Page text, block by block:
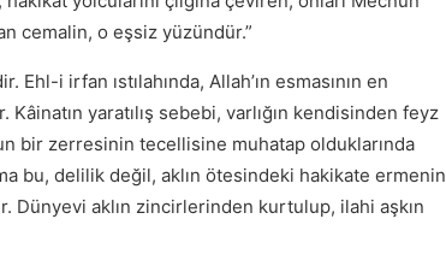
cemalin, o eşsiz yüzündür.”
Ehl-i irfan ıstılahında, Allah’ın esmasının en
Kâinatın yaratılış sebebi, varlığın kendisinden feyz
bir zerresinin tecellisine muhatap olduklarında
bu, delilik değil, aklın ötesindeki hakikate ermenin
aklın zincirlerinden kurtulup, ilahi aşkın